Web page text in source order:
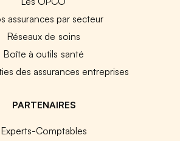
assurances par secteur
Réseaux de soins
Boîte à outils santé
des assurances entreprises
PARTENAIRES
Experts-Comptables